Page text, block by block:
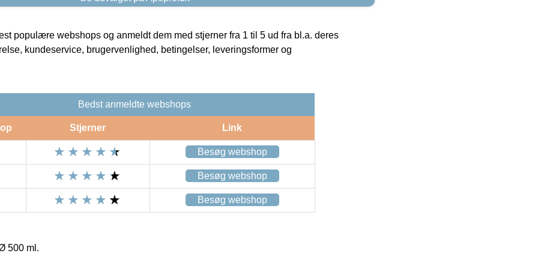
populære webshops og anmeldt dem med stjerner fra 1 til 5 ud fra bl.a. deres
kundeservice, brugervenlighed, betingelser, leveringsformer og
Bedst anmeldte webshops
Stjerner Link
Besøg webshop
Besøg webshop
Besøg webshop
500 ml.